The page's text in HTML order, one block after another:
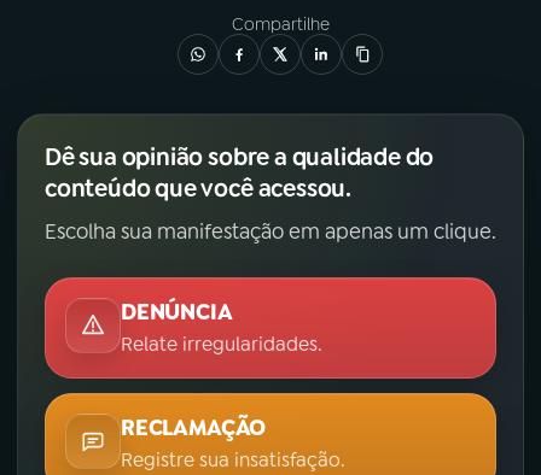
Compartilhe
Dê sua opinião sobre a qualidade do
conteúdo que você acessou.
Escolha sua manifestação em apenas um clique.
DENÚNCIA
Relate irregularidades.
RECLAMAÇÃO
Registre sua insatisfação.